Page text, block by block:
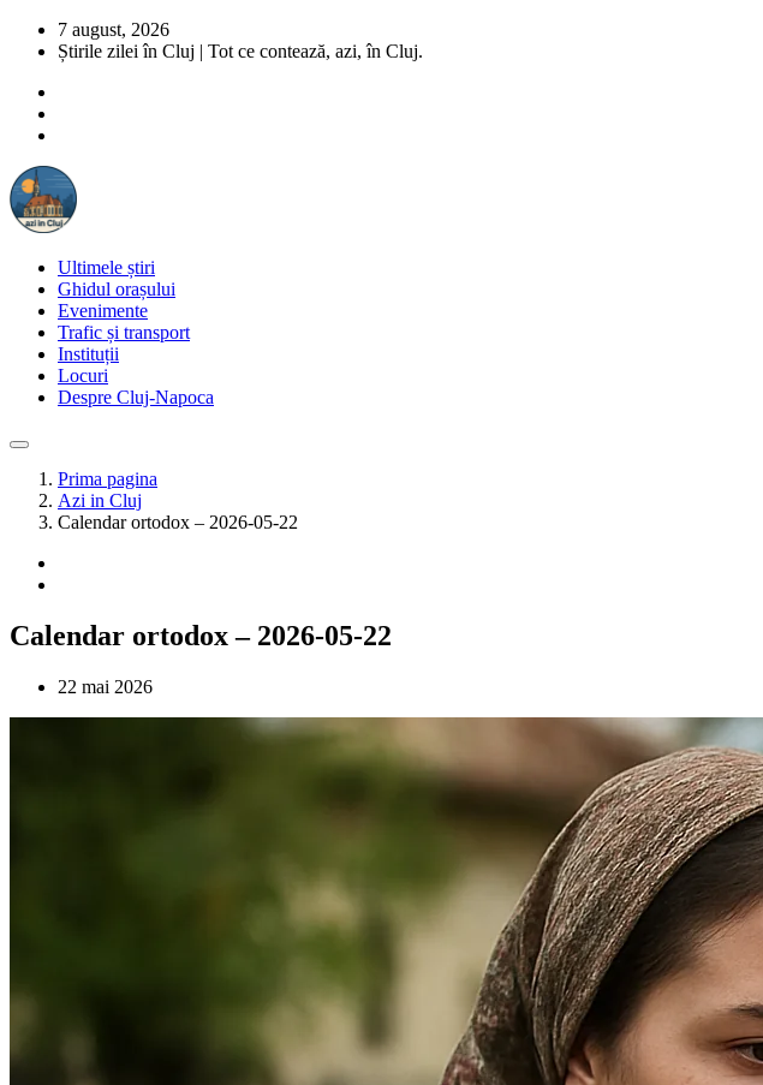
7 august, 2026
Știrile zilei în Cluj | Tot ce contează, azi, în Cluj.
Ultimele știri
Ghidul orașului
Evenimente
Trafic și transport
Instituții
Locuri
Despre Cluj-Napoca
Prima pagina
Azi in Cluj
Calendar ortodox – 2026-05-22
Calendar ortodox – 2026-05-22
22 mai 2026